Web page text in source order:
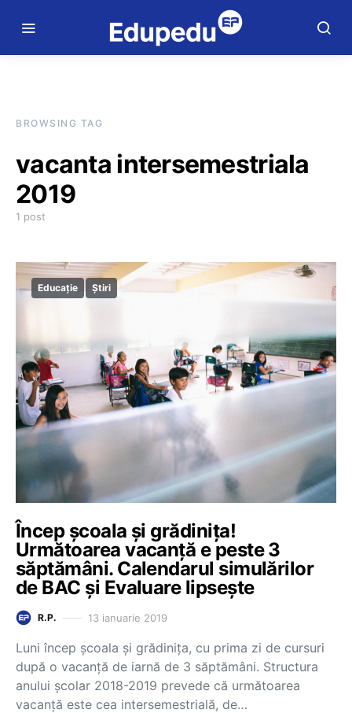
BROWSING TAG
vacanta intersemestriala
2019
1 post
Educație Știri
Încep școala și grădinița!
Următoarea vacanță e peste 3
săptămâni. Calendarul simulărilor
de BAC și Evaluare lipsește
R.P. 13 ianuarie 2019
Luni încep școala și grădinița, cu prima zi de cursuri
după o vacanță de iarnă de 3 săptămâni. Structura
anului școlar 2018-2019 prevede că următoarea
vacanță este cea intersemestrială, de…